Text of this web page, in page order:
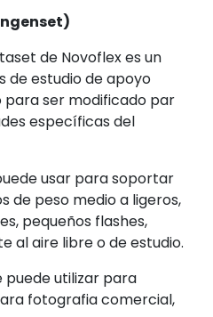
de Novoflex es un
de estudio de apoyo
para ser modificado par
específicas del
usar para soportar
de peso medio a ligeros,
pequeños flashes,
al aire libre o de estudio.
puede utilizar para
fotografia comercial,